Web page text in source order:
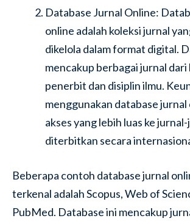
Database Jurnal Online:
online adalah koleksi jurnal
dikelola dalam format digital.
mencakup berbagai jurnal dari
penerbit dan disiplin ilmu.
menggunakan database jurnal
akses yang lebih luas ke
diterbitkan secara
Beberapa contoh database jurnal
terkenal adalah Scopus, Web of
PubMed. Database ini mencakup